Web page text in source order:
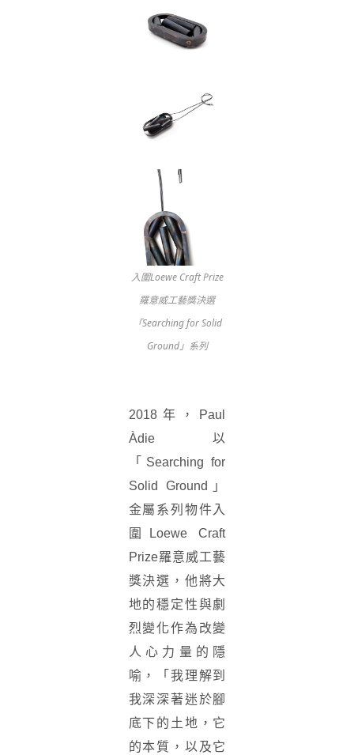
入圍Loewe Craft Prize
羅意威工藝獎決選
「Searching for Solid
Ground」系列
2018年，Paul
Àdie以
「Searching for
Solid Ground」
金屬系列物件入
圍Loewe Craft
Prize羅意威工藝
獎決選，他將大
地的穩定性與劇
烈變化作為改變
人心力量的隱
喻，「我理解到
我深深著迷於腳
底下的土地，它
的本質，以及它